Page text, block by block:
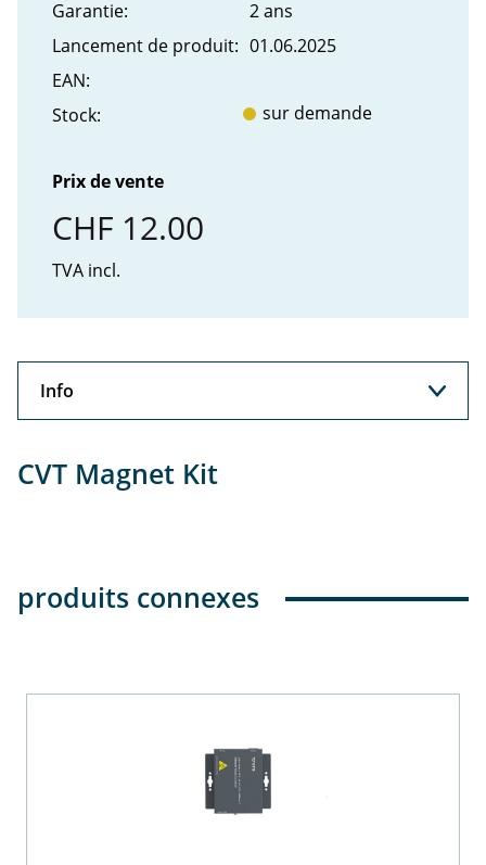
Garantie:
2 ans
Lancement de produit: 01.06.2025
EAN:
Stock:
sur demande
Prix de vente
CHF 12.00
TVA incl.
Info
CVT Magnet Kit
produits connexes